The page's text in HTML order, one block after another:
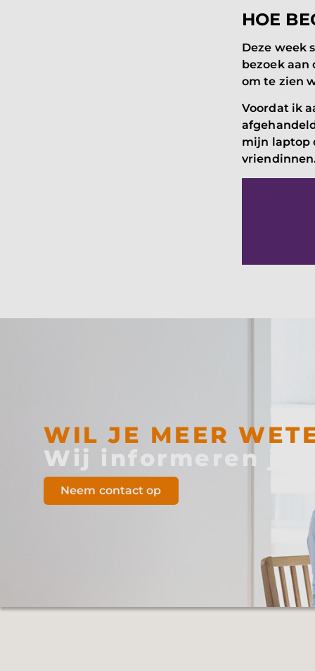
HOE
Deze week
bezoek aan
om te zien
Voordat ik
mijn laptop
WIL JE MEER
Wij informeren je
Neem contact op